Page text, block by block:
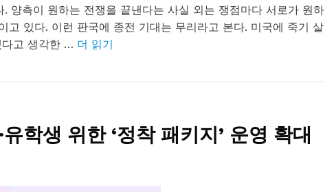
양측이 원하는 전쟁을 끝낸다는 사실 외는 쟁점마다 서로가 원하
고 있다. 이런 판국에 종전 기대는 무리라고 본다. 미국에 죽기 살
다고 생각한 … 더 읽기
학생 위한 ‘정착 패키지’ 운영 확대